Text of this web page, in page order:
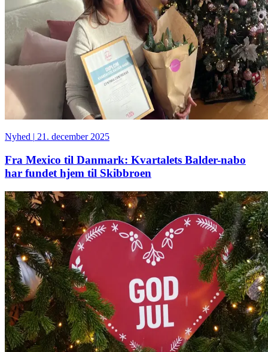
Nyhed | 21. december 2025
Fra Mexico til Danmark: Kvartalets Balder-nabo
har fundet hjem til Skibbroen